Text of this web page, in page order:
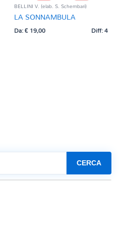
BELLINI V. (elab. S. Schembari)
LA SONNAMBULA
Da:€19,00 Diff: 4
CERCA